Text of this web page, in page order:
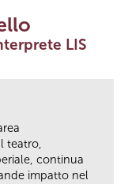
LIS
teatro,
continua
impatto nel